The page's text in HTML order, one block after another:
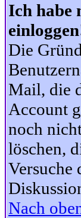
Ich habe
Die
Mail, die
Account
noch
löschen,
Versuche
Nach